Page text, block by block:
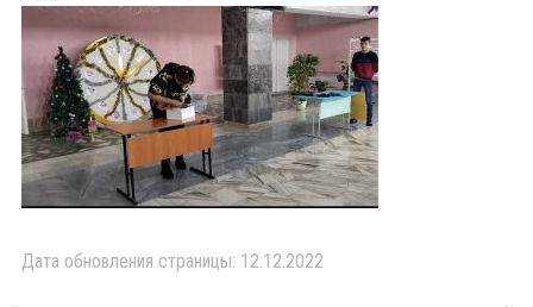
Дата обновления страницы: 12.12.2022